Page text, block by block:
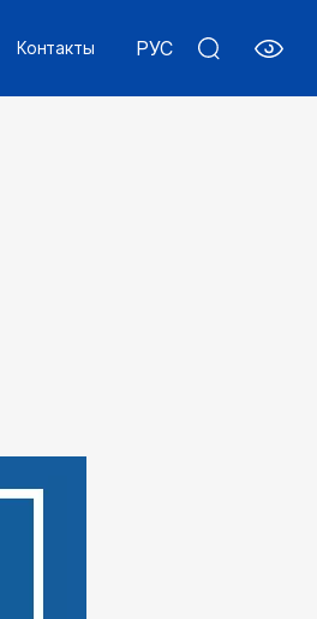
Контакты РУС